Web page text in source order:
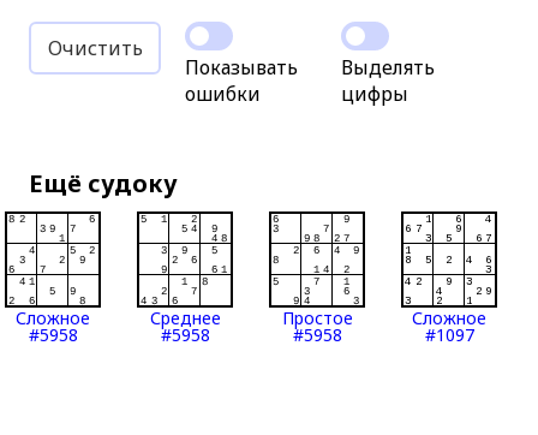
Очистить
Показывать
ошибки
Выделять
цифры
Ещё судоку
Сложное
#5958
Среднее
#5958
Простое
#5958
Сложное
#1097